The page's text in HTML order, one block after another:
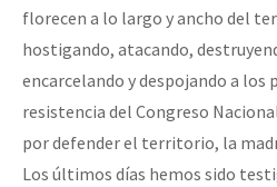
florecen a lo largo y ancho del
hostigando, atacando,
encarcelando y despojando a los
resistencia del Congreso
por defender el territorio, la
Los últimos días hemos sido